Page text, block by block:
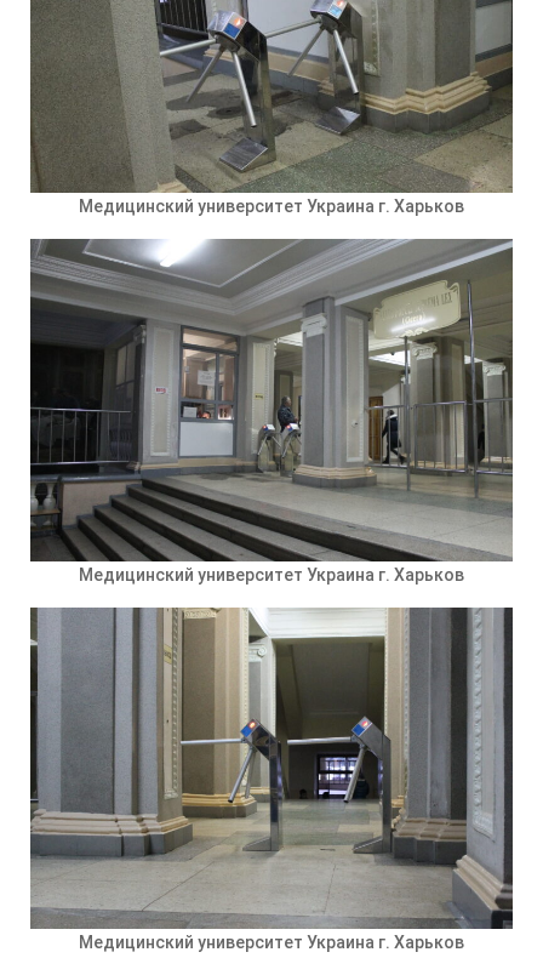
Медицинский университет Украина г. Харьков
Медицинский университет Украина г. Харьков
Медицинский университет Украина г. Харьков